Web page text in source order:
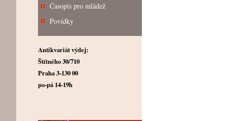
Časopis pro mládež
Povídky
Antikvariát výdej:
Štítného 30/710
Praha 3-130 00
po-pá 14-19h